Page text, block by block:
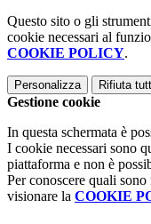
Questo sito o gli
cookie necessari al
COOKIE POLICY.
Personalizza Rifiuta
Gestione cookie
In questa schermata è
I cookie necessari sono
piattaforma e non è
Per conoscere quali
visionare la COOKIE